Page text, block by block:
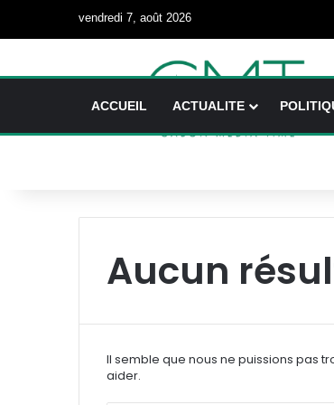
vendredi 7, août 2026
ACCUEIL ACTUALITE
Aucun
Il semble que nous ne puissions pas
aider.